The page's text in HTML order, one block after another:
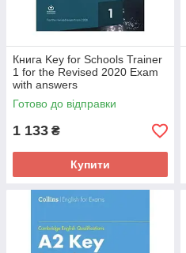
Книга Key for Schools Trainer
1 for the Revised 2020 Exam
with answers
(9781108525800) Cambridge
University Press
Готово до відправки
1 133 ₴
Купити